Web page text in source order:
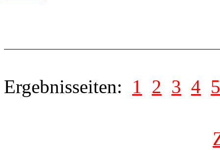
Ergebnisseiten: 1 2 3 4 5